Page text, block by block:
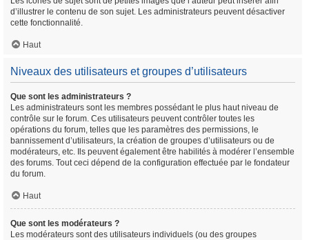
d’illustrer le contenu de son sujet. Les administrateurs peuvent désactiver
cette fonctionnalité.
Haut
Niveaux des utilisateurs et groupes d’utilisateurs
Que sont les administrateurs ?
Les administrateurs sont les membres possédant le plus haut niveau de
contrôle sur le forum. Ces utilisateurs peuvent contrôler toutes les
opérations du forum, telles que les paramètres des permissions, le
bannissement d’utilisateurs, la création de groupes d’utilisateurs ou de
modérateurs, etc. Ils peuvent également être habilités à modérer l’ensemble
des forums. Tout ceci dépend de la configuration effectuée par le fondateur
du forum.
Haut
Que sont les modérateurs ?
Les modérateurs sont des utilisateurs individuels (ou des groupes